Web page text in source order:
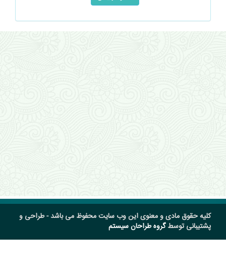
کلیه حقوق مادی و معنوی این وب سایت محفوظ می باشد - طراحی و
پشتیبانی توسطگروه طراحان سیستم